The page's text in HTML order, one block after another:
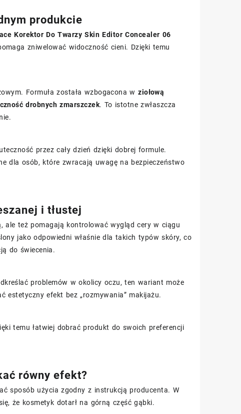
produkcie
Korektor Do Twarzy Skin Editor Concealer 06
zniwelować widoczność cieni. Dzięki temu
Formuła została wzbogacona wziołową
drobnych zmarszczek. To istotne zwłaszcza
przez cały dzień dzięki dobrej formule.
dla osób, które zwracają uwagę na bezpieczeństwo
i tłustej
ale też pomagają kontrolować wygląd cery w ciągu
jako odpowiedni właśnie dla takich typów skóry, co
do świecenia.
problemów w okolicy oczu, ten wariant może
estetyczny efekt bez „rozmywania” makijażu.
temu łatwiej dobrać produkt do swoich preferencji
równy efekt?
sposób użycia zgodny z instrukcją producenta. W
że kosmetyk dotarł na górną część gąbki.